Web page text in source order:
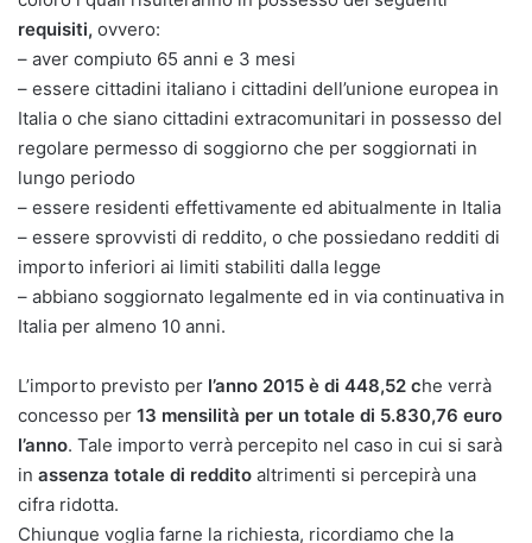
requisiti, ovvero:
– aver compiuto 65 anni e 3 mesi
– essere cittadini italiano i cittadini dell’unione europea in
Italia o che siano cittadini extracomunitari in possesso del
regolare permesso di soggiorno che per soggiornati in
lungo periodo
– essere residenti effettivamente ed abitualmente in Italia
– essere sprovvisti di reddito, o che possiedano redditi di
importo inferiori ai limiti stabiliti dalla legge
– abbiano soggiornato legalmente ed in via continuativa in
Italia per almeno 10 anni.
L’importo previsto per l’anno 2015 è di 448,52 che verrà
concesso per 13 mensilità per un totale di 5.830,76 euro
l’anno. Tale importo verrà percepito nel caso in cui si sarà
in assenza totale di reddito altrimenti si percepirà una
cifra ridotta.
Chiunque voglia farne la richiesta, ricordiamo che la